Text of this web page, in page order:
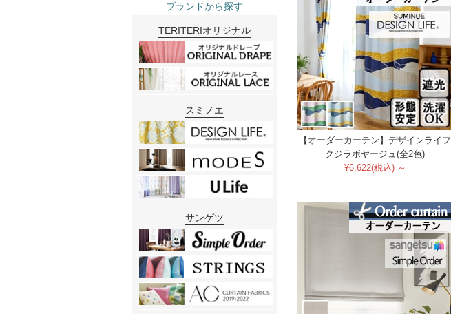
【オーダーカーテン】デザインライフ
クジラボヤージュ(全2色)
¥6,622(税込) ～
ブランドから探す
TERITERIオリジナル
スミノエ
サンゲツ